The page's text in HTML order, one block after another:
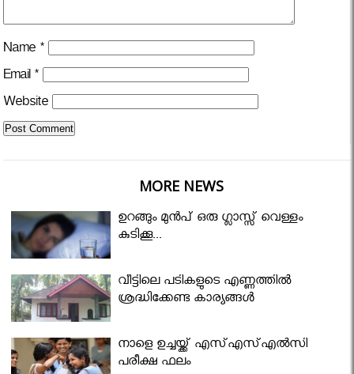
Name *
Email *
Website
MORE NEWS
ഉറങ്ങും മുന്‍പ് ഒരു ഗ്ലാസ്സ് വെള്ളം
കുടിക്കൂ...
വീട്ടിലെ പടികളുടെ എണ്ണത്തിൽ
ശ്രദ്ധിക്കേണ്ട കാര്യങ്ങൾ
നാളെ ഉച്ചയ്ക്ക് എസ്എസ്എല്‍സി
പരീക്ഷ ഫലം